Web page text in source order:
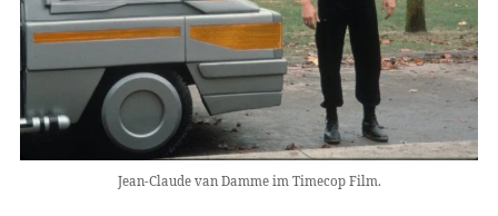
Jean-Claude van Damme im Timecop Film.